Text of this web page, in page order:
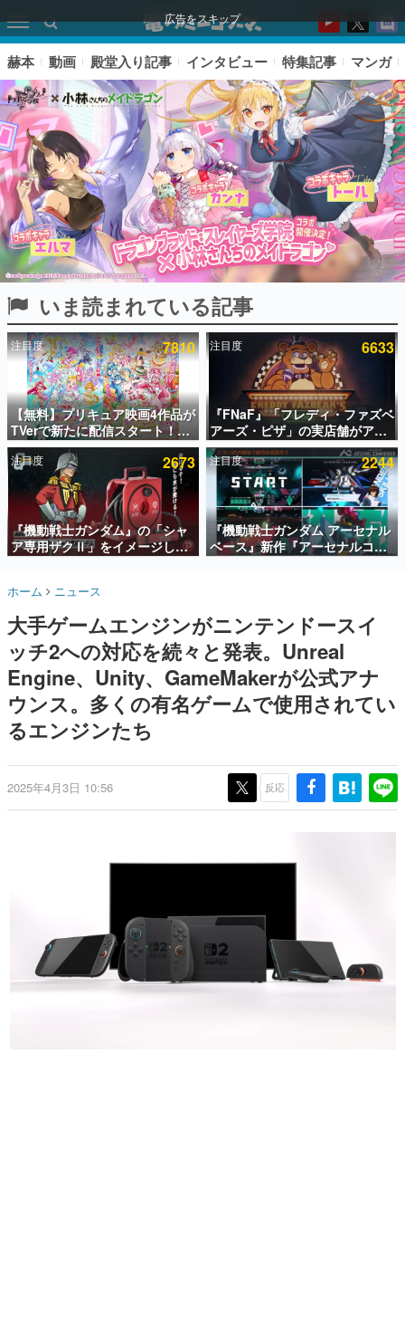
広告をスキップ
ピックアップ
電ファミのいま読まれている記事ランキング
アプリセール情報
インタビュー
連載・特集一覧
殿堂入り記事
SNS拡散数が数千以上！ ページビュー数万以上！ などな
ど。多くの人々に読まれた、電ファミ渾身の“殿堂入り”記
事をまとめました。
名作ゲームクリエイターの方々に製作時のエピソードをお
きます。
赫本
この物語を解いてはいけない。『赫本』は、〈試験問題〉
の形をした短編ホラー小説集です。
新世代に訊く
これからのデジタルゲーム市場を担う若きクリエイター達
ゲーム世代の作家たち
ゲームに多大な影響を受けた作家さんに取材し、ゲームが
日本モバイルゲーム産業史
解説を掲載。約20年の歴史が一望できる決定版！
若ゲのいたり〜ゲームクリエイターの青春〜
『うつヌケ』『ペンと箸』等で知られるマンガ家・田中圭
一先生によるゲーム業界レポートマンガです。
赫本 動画 殿堂入り記事 インタビュー 特集記事 マンガ
いま読まれている記事
注目度 7810
【無料】プリキュア映画4作品が
TVerで新たに配信スタート！な
んと2018年～2024年の映画ほぼ
すべてが見放題に、ぶっちゃけ
ありえないラインナップ
注目度 6633
『FNaF』「フレディ・ファズベ
アーズ・ピザ」の実店舗がアメ
リカの商業施設「American
Dream」に2027年オープン！
ScottGamesとの共同開発、食
事だけでなくステージショーや
没入型のホラー体験も楽しめる
注目度 2673
『機動戦士ガンダム』の「シャ
ア専用ザクⅡ」をイメージした
散水ホースリールが予約開始。
ークやジオン公国軍のエンブレ
ム、型式番号などを配置
注目度 2244
『機動戦士ガンダム アーセナル
ベース』新作『アーセナルコマ
ンダー』発表！
ホーム ニュース
大手ゲームエンジンがニンテンドースイ
ッチ2への対応を続々と発表。Unreal
Engine、Unity、GameMakerが公式アナ
ウンス。多くの有名ゲームで使用されてい
るエンジンたち
2025年4月3日 10:56 反応